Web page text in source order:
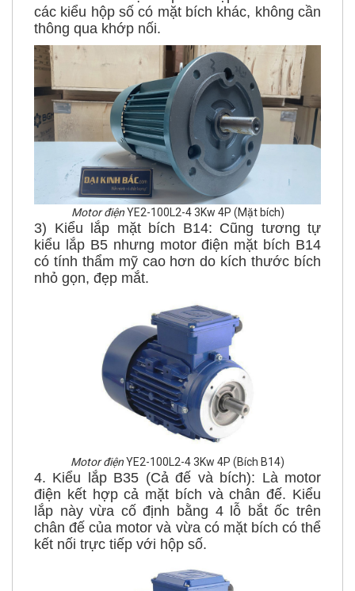
thông qua khớp nối.
Motor điệnYE2-100L2-4 3Kw 4P (Mặt bích)
3) Kiểu lắp mặt bích B14: Cũng tương tự
kiểu lắp B5 nhưng motor điện mặt bích B14
có tính thẩm mỹ cao hơn do kích thước bích
nhỏ gọn, đẹp mắt.
YE2-100L2-4 3Kw 4P (Bích B14)
4. Kiểu lắp B35 (Cả đế và bích): Là motor
điện kết hợp cả mặt bích và chân đế. Kiểu
lắp này vừa cố định bằng 4 lỗ bắt ốc trên
chân đế của motor và vừa có mặt bích có thể
kết nối trực tiếp với hộp số.